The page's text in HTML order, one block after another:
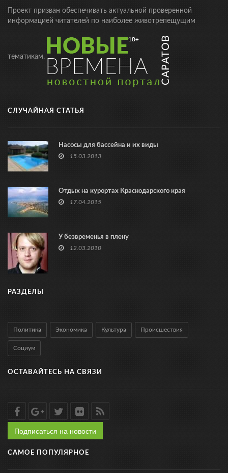
Проект призван обеспечивать актуальной проверенной
информацией читателей по наиболее животрепещущим
тематикам.
СЛУЧАЙНАЯ СТАТЬЯ
Насосы для бассейна и их виды
15.03.2013
Отдых на курортах Краснодарского края
17.04.2015
У безвременья в плену
12.03.2010
РАЗДЕЛЫ
Политика Экономика Культура Происшествия
Социум
ОСТАВАЙТЕСЬ НА СВЯЗИ
Подписаться на новости
САМОЕ ПОПУЛЯРНОЕ